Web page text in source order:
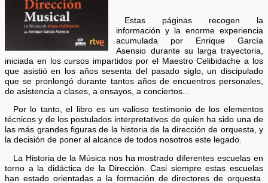
Estas páginas recogen la
información y la enorme experiencia
acumulada por Enrique García
Asensio durante su larga trayectoria,
iniciada en los cursos impartidos por el Maestro Celibidache a los
que asistió en los años sesenta del pasado siglo, un discipulado
que se pronlongó durante tantos años de encuentros personales,
de asistencia a clases, a ensayos, a conciertos...
Por lo tanto, el libro es un valioso testimonio de los elementos
técnicos y de los postulados interpretativos de quien ha sido una de
las más grandes figuras de la historia de la dirección de orquesta, y
la decisión de poner al alcance de todos nosotros este legado.
La Historia de la Música nos ha mostrado diferentes escuelas en
torno a la didáctica de la Dirección. Casi siempre estas escuelas
han estado orientadas a la formación de directores de orquesta.